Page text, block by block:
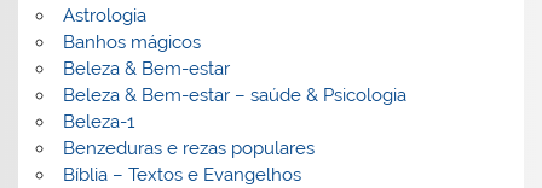
Astrologia
Banhos mágicos
Beleza & Bem-estar
Beleza & Bem-estar – saúde & Psicologia
Beleza-1
Benzeduras e rezas populares
Bíblia – Textos e Evangelhos